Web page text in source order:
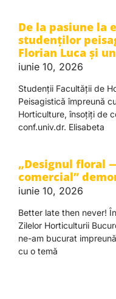
De la pasiune la
studenților
Florian Luca și
iunie 10, 2026
Studenții Facultății de
Peisagistică împreună
Horticulture, însoțiți de
conf.univ.dr. Elisabeta
„Designul floral
comercial”
iunie 10, 2026
Better late then never!
Zilelor Horticulturii
ne-am bucurat
cu o temă